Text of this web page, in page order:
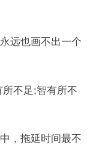
远也画不出一个
不足;智有所不
，拖延时间最不